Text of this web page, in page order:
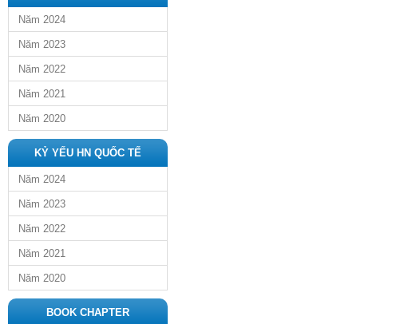
Năm 2024
Năm 2023
Năm 2022
Năm 2021
Năm 2020
KỶ YẾU HN QUỐC TẾ
Năm 2024
Năm 2023
Năm 2022
Năm 2021
Năm 2020
BOOK CHAPTER